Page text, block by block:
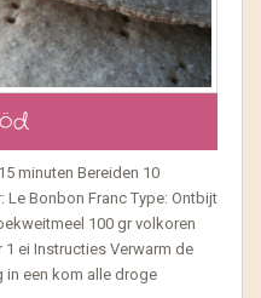
minuten Bereiden 10
Bonbon Franc Type: Ontbijt
100 gr volkoren
1 ei Instructies Verwarm de
in een kom alle droge